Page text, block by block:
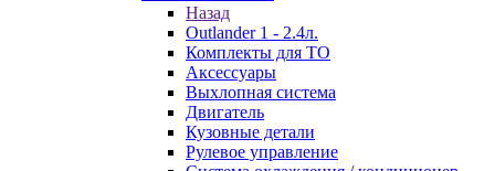
Назад
Outlander 1 - 2.4л.
Комплекты для ТО
Аксессуары
Выхлопная система
Двигатель
Кузовные детали
Рулевое управление